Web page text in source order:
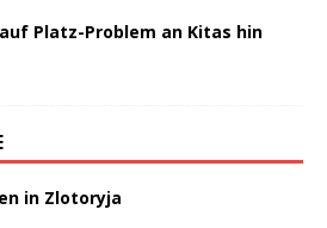
Platz-Problem an Kitas hin
in Zlotoryja